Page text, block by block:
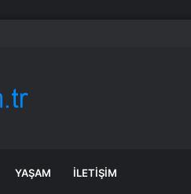
YAŞAM İLETIŞIM